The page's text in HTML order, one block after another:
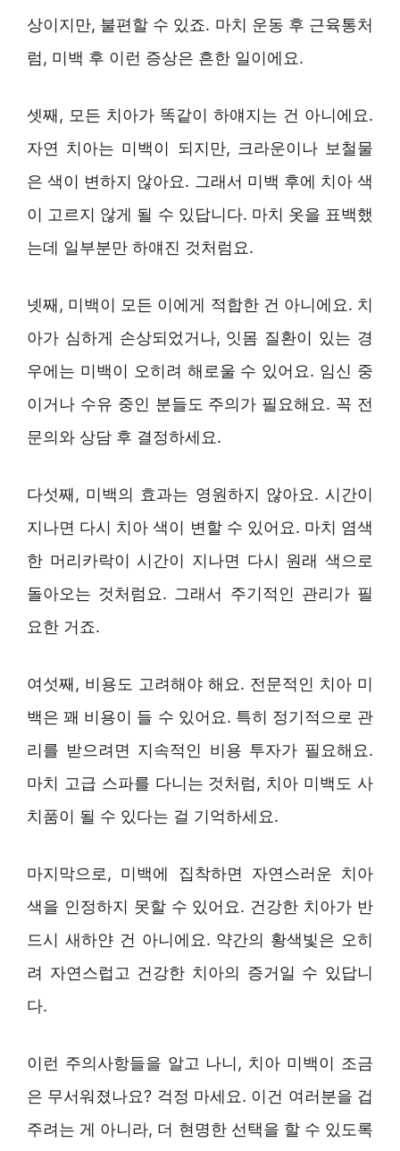
상이지만, 불편할 수 있죠. 마치 운동 후 근육통처
럼, 미백 후 이런 증상은 흔한 일이에요.
셋째, 모든 치아가 똑같이 하얘지는 건 아니에요.
자연 치아는 미백이 되지만, 크라운이나 보철물
은 색이 변하지 않아요. 그래서 미백 후에 치아 색
이 고르지 않게 될 수 있답니다. 마치 옷을 표백했
는데 일부분만 하얘진 것처럼요.
넷째, 미백이 모든 이에게 적합한 건 아니에요. 치
아가 심하게 손상되었거나, 잇몸 질환이 있는 경
우에는 미백이 오히려 해로울 수 있어요. 임신 중
이거나 수유 중인 분들도 주의가 필요해요. 꼭 전
문의와 상담 후 결정하세요.
다섯째, 미백의 효과는 영원하지 않아요. 시간이
지나면 다시 치아 색이 변할 수 있어요. 마치 염색
한 머리카락이 시간이 지나면 다시 원래 색으로
돌아오는 것처럼요. 그래서 주기적인 관리가 필
요한 거죠.
여섯째, 비용도 고려해야 해요. 전문적인 치아 미
백은 꽤 비용이 들 수 있어요. 특히 정기적으로 관
리를 받으려면 지속적인 비용 투자가 필요해요.
마치 고급 스파를 다니는 것처럼, 치아 미백도 사
치품이 될 수 있다는 걸 기억하세요.
마지막으로, 미백에 집착하면 자연스러운 치아
색을 인정하지 못할 수 있어요. 건강한 치아가 반
드시 새하얀 건 아니에요. 약간의 황색빛은 오히
려 자연스럽고 건강한 치아의 증거일 수 있답니
다.
이런 주의사항들을 알고 나니, 치아 미백이 조금
은 무서워졌나요? 걱정 마세요. 이건 여러분을 겁
주려는 게 아니라, 더 현명한 선택을 할 수 있도록